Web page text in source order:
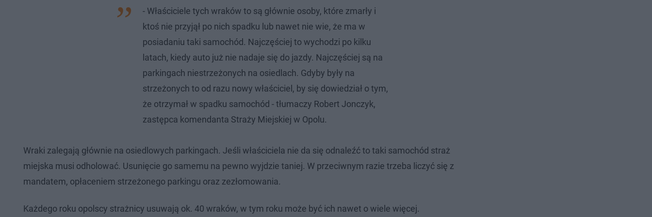
- Właściciele tych wraków to są głównie osoby, które zmarły i
ktoś nie przyjął po nich spadku lub nawet nie wie, że ma w
posiadaniu taki samochód. Najczęściej to wychodzi po kilku
latach, kiedy auto już nie nadaje się do jazdy. Najczęściej są na
parkingach niestrzeżonych na osiedlach. Gdyby były na
strzeżonych to od razu nowy właściciel, by się dowiedział o tym,
że otrzymał w spadku samochód - tłumaczy Robert Jonczyk,
zastępca komendanta Straży Miejskiej w Opolu.
Wraki zalegają głównie na osiedlowych parkingach. Jeśli właściciela nie da się odnaleźć to taki samochód straż
miejska musi odholować. Usunięcie go samemu na pewno wyjdzie taniej. W przeciwnym razie trzeba liczyć się z
mandatem, opłaceniem strzeżonego parkingu oraz zezłomowania.
Każdego roku opolscy strażnicy usuwają ok. 40 wraków, w tym roku może być ich nawet o wiele więcej.